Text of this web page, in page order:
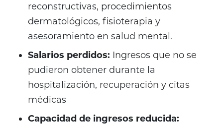
reconstructivas, procedimientos
dermatológicos, fisioterapia y
asesoramiento en salud mental.
Salarios perdidos: Ingresos que no se
pudieron obtener durante la
hospitalización, recuperación y citas
médicas
Capacidad de ingresos reducida: